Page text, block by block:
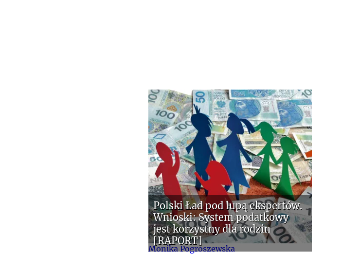
Monika Pogroszewska
Polski Ład pod lupą ekspertów.
Wnioski: System podatkowy
jest korzystny dla rodzin
[RAPORT]